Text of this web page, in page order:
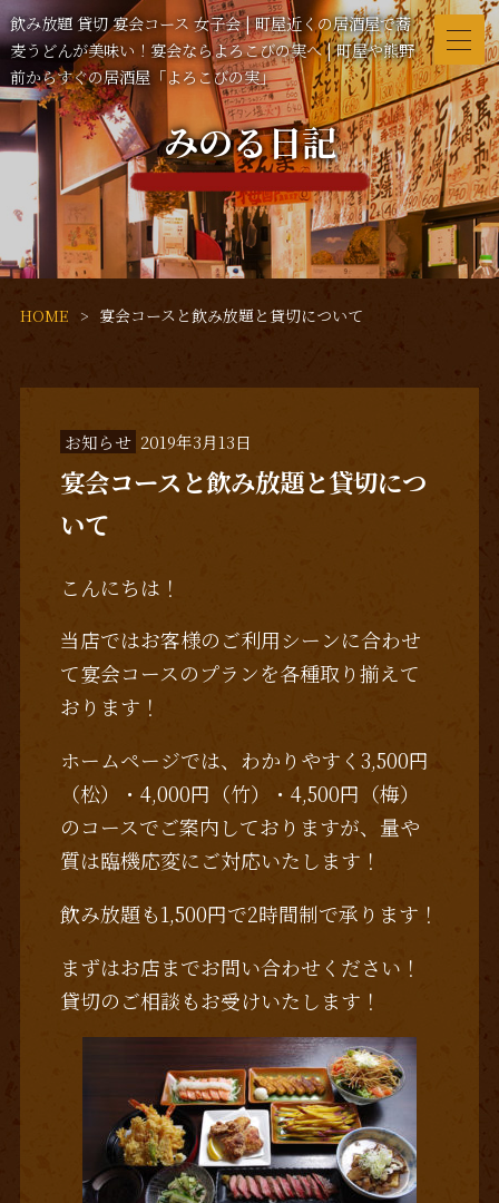
飲み放題 貸切 宴会コース 女子会 | 町屋近くの居酒屋で蕎
麦うどんが美味い！宴会ならよろこびの実へ | 町屋や熊野
前からすぐの居酒屋「よろこびの実」
みのる日記
HOME 宴会コースと飲み放題と貸切について
お知らせ 2019年3月13日
宴会コースと飲み放題と貸切につ
いて
こんにちは！
当店ではお客様のご利用シーンに合わせ
て宴会コースのプランを各種取り揃えて
おります！
ホームページでは、わかりやすく3,500円
（松）・4,000円（竹）・4,500円（梅）
のコースでご案内しておりますが、量や
質は臨機応変にご対応いたします！
飲み放題も1,500円で2時間制で承ります！
まずはお店までお問い合わせください！
貸切のご相談もお受けいたします！